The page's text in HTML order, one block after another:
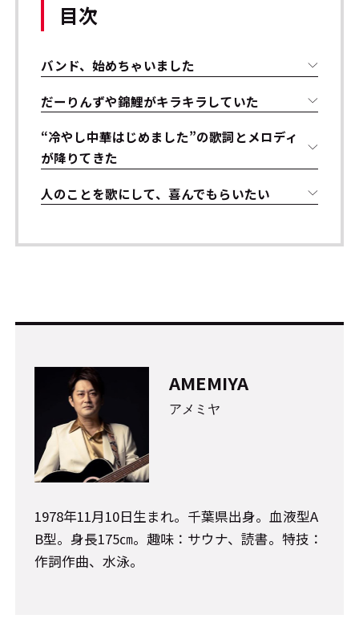
目次
バンド、始めちゃいました
だーりんずや錦鯉がキラキラしていた
“冷やし中華はじめました”の歌詞とメロディ
が降りてきた
人のことを歌にして、喜んでもらいたい
AMEMIYA
アメミヤ
1978年11月10日生まれ。千葉県出身。血液型A
B型。身長175㎝。趣味：サウナ、読書。特技：
作詞作曲、水泳。